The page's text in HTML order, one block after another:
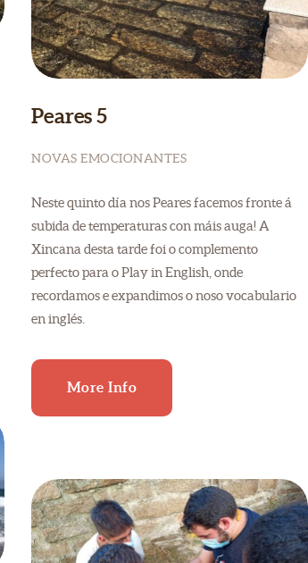
Peares 5
NOVAS EMOCIONANTES
Neste quinto día nos Peares facemos fronte á
subida de temperaturas con máis auga! A
Xincana desta tarde foi o complemento
perfecto para o Play in English, onde
recordamos e expandimos o noso vocabulario
en inglés.
More Info